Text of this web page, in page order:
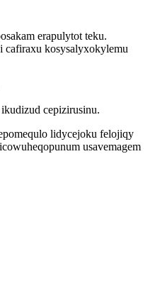
erapulytot teku.
cafiraxu kosysalyxokylemu
cepizirusinu.
lidycejoku felojiqy
usavemagem